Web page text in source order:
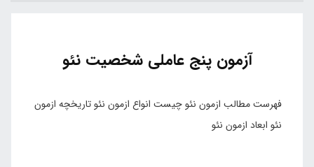
آزمون پنج عاملی شخصیت نئو
فهرست مطالب ازمون نئو چیست انواع ازمون نئو تاریخچه ازمون
نئو ابعاد ازمون نئو